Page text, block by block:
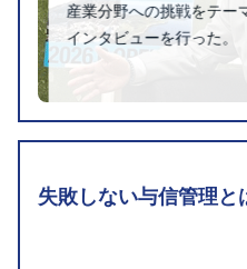
産業分野への挑戦をテー
インタビューを行った。
失敗しない与信管理と